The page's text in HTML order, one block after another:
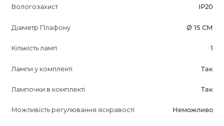
Вологозахист IP20
Діаметр Плафону Ø 15 СМ
Кількість ламп 1
Лампи у комплекті Так
Лампочки в комплекті Так
Можливість регулювання яскравості Неможливо